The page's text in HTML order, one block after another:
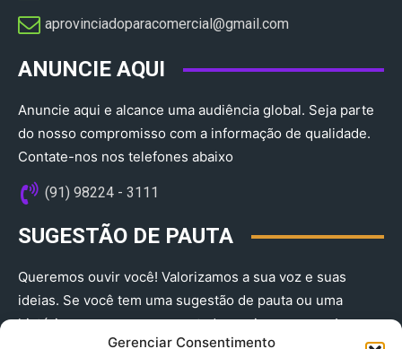
Gerenciar Consentimento
aprovinciadoparacomercial@gmail.com​
ANUNCIE AQUI
Anuncie aqui e alcance uma audiência global. Seja parte
do nosso compromisso com a informação de qualidade.
Contate-nos nos telefones abaixo
(91) 98224 - 3111
SUGESTÃO DE PAUTA
Queremos ouvir você! Valorizamos a sua voz e suas
ideias. Se você tem uma sugestão de pauta ou uma
história que merece ser contada, envie-nos agora!